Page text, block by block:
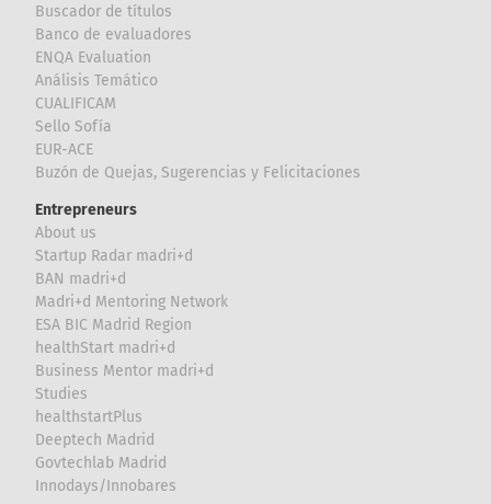
Buscador de títulos
Banco de evaluadores
ENQA Evaluation
Análisis Temático
CUALIFICAM
Sello Sofía
EUR-ACE
Buzón de Quejas, Sugerencias y Felicitaciones
Entrepreneurs
About us
Startup Radar madri+d
BAN madri+d
Madri+d Mentoring Network
ESA BIC Madrid Region
healthStart madri+d
Business Mentor madri+d
Studies
healthstartPlus
Deeptech Madrid
Govtechlab Madrid
Innodays/Innobares